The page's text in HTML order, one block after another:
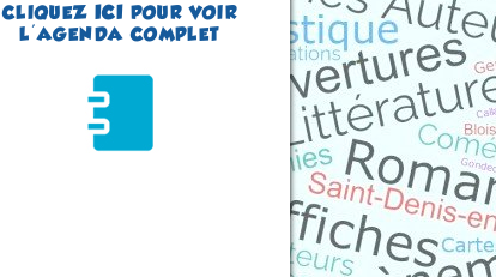
CLIQUEZ ICI POUR VOIR
L'AGENDA COMPLET